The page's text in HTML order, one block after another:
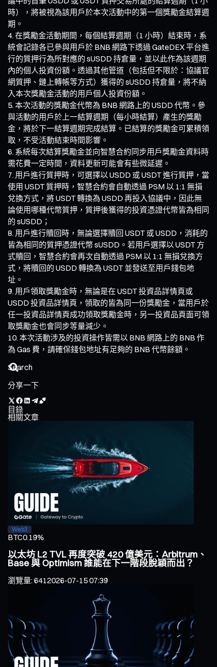
時），將被視為該用戶於本次活動中的第一個獎勵金結算週
期。
在獎勵金活動期間，每個結算週期（1 小時）結束時，系
統會記錄各已參與用戶於 BNB 網路下透過 GateDEX 平台進
行的質押行為所對應的 sUSDD 持倉量，並以此作為該週期
內的個人投資份額。透過其他管道（包括但不限於：協議官
網質押、鏈上轉帳等方式）獲得的 sUSDD 持倉量，將不納
入本次獎勵金活動的用戶個人投資份額。
本次活動的獎勵金代幣為 BNB 網路上的 USDD 代幣。參
與活動的用戶於上一結算週期（每小時結算）產生的獎勵
金，將於下一結算週期完成結算。已結算的獎勵金可累積領
取，不受活動結束時間影響。
系統每次結算獎勵金並向智慧合約同步用戶獎勵金資料時
需花費一定時間，資料更新可能會有些微延遲。
用戶進行質押時，可選擇以 USDD 或 USDT 進行質押，當
使用 USDT 質押時，智慧合約會自動透過 PSM 以 1:1 無損
兌換方式，將 USDT 轉換為 USDD 再投入協議中，因此無
論使用哪種代幣質押，質押後獲得的投資憑證代幣皆為相同
的 sUSDD；
用戶進行贖回時，無論選擇贖回 USDT 或 USDD，消耗的
皆為相同的質押憑證代幣 sUSDD。若用戶選擇以 USDT 方
式贖回，智慧合約會再次自動透過 PSM 以 1:1 無損兌換方
式，將贖回的 USDD 轉換為 USDT 並發送至用戶錢包地
址。
用戶領取獎勵金時，無論是在 USDT 投資品詳情頁或
USDD 投資品詳情頁，領取的皆為同一份獎勵金，當用戶於
任一投資品詳情頁成功領取獎勵金時，另一投資品頁面可領
取獎勵金也會同步等量減少。
本次活動涉及的投資操作皆需以 BNB 網路上的 BNB 作
為 Gas 費，請確保錢包地址有足夠的 BNB 代幣餘額。
分享一下
目錄
相關文章
Web3
BTC0.19%
以太坊 L2 TVL 再度突破 420 億美元：Arbitrum、
Base 與 Optimism 誰能在下一階段脫穎而出？
瀏覽量:6412026-07-15 07:39